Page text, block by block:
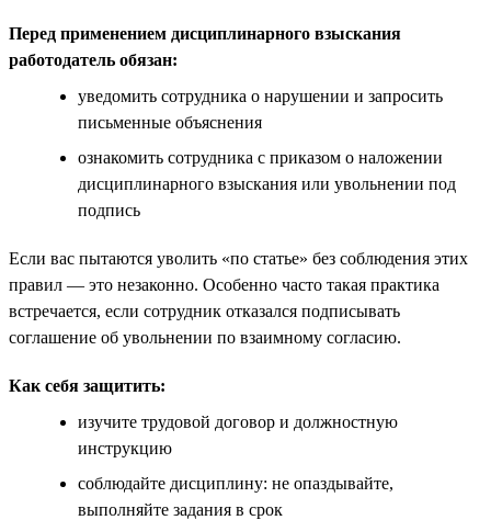
Перед применением дисциплинарного взыскания
работодатель обязан:
уведомить сотрудника о нарушении и запросить
письменные объяснения
ознакомить сотрудника с приказом о наложении
дисциплинарного взыскания или увольнении под
подпись
Если вас пытаются уволить «по статье» без соблюдения этих
правил — это незаконно. Особенно часто такая практика
встречается, если сотрудник отказался подписывать
соглашение об увольнении по взаимному согласию.
Как себя защитить:
изучите трудовой договор и должностную
инструкцию
соблюдайте дисциплину: не опаздывайте,
выполняйте задания в срок